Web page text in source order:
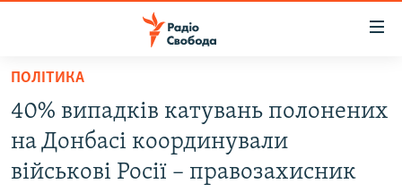
Перейти
основного
матеріалу
Перейти
до
ВСЕ ЗА ДОБУ
СТАТТІ
ПОЛІТИКА
40% випадків катувань полонених
на Донбасі координували
військові Росії – правозахисник